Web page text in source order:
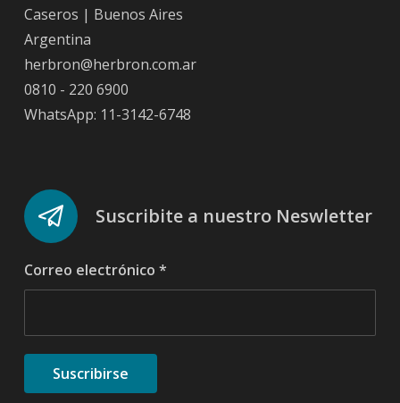
Caseros | Buenos Aires
Argentina
herbron@herbron.com.ar
0810 - 220 6900
WhatsApp: 11-3142-6748
Suscribite a nuestro Neswletter
Correo electrónico *
Suscribirse